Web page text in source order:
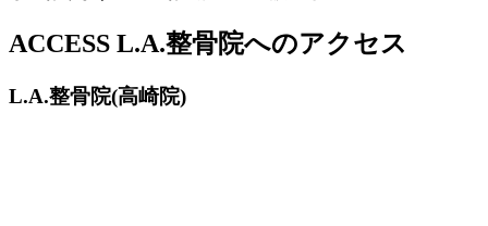
ACCESS L.A.整骨院へのアクセス
L.A.整骨院(高崎院)